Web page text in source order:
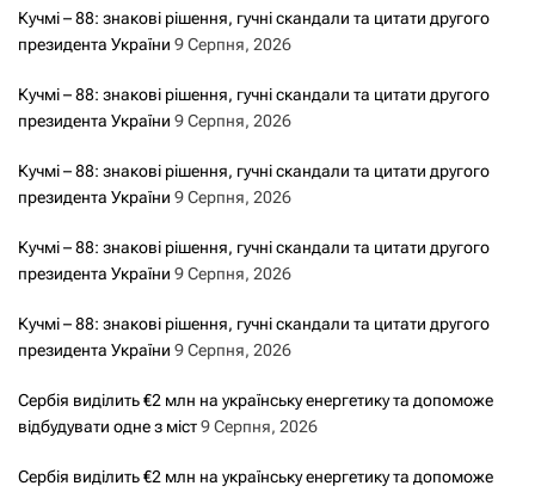
Кучмі – 88: знакові рішення, гучні скандали та цитати другого
президента України 9 Серпня, 2026
Кучмі – 88: знакові рішення, гучні скандали та цитати другого
президента України 9 Серпня, 2026
Кучмі – 88: знакові рішення, гучні скандали та цитати другого
президента України 9 Серпня, 2026
Кучмі – 88: знакові рішення, гучні скандали та цитати другого
президента України 9 Серпня, 2026
Кучмі – 88: знакові рішення, гучні скандали та цитати другого
президента України 9 Серпня, 2026
Сербія виділить €2 млн на українську енергетику та допоможе
відбудувати одне з міст9 Серпня, 2026
Сербія виділить €2 млн на українську енергетику та допоможе